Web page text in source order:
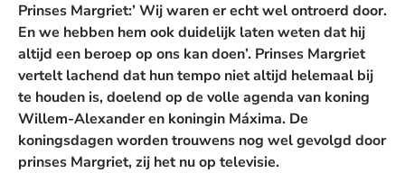
Prinses Margriet:’ Wij waren er echt wel ontroerd door.
En we hebben hem ook duidelijk laten weten dat hij
altijd een beroep op ons kan doen’. Prinses Margriet
vertelt lachend dat hun tempo niet altijd helemaal bij
te houden is, doelend op de volle agenda van koning
Willem-Alexander en koningin Máxima. De
koningsdagen worden trouwens nog wel gevolgd door
prinses Margriet, zij het nu op televisie.